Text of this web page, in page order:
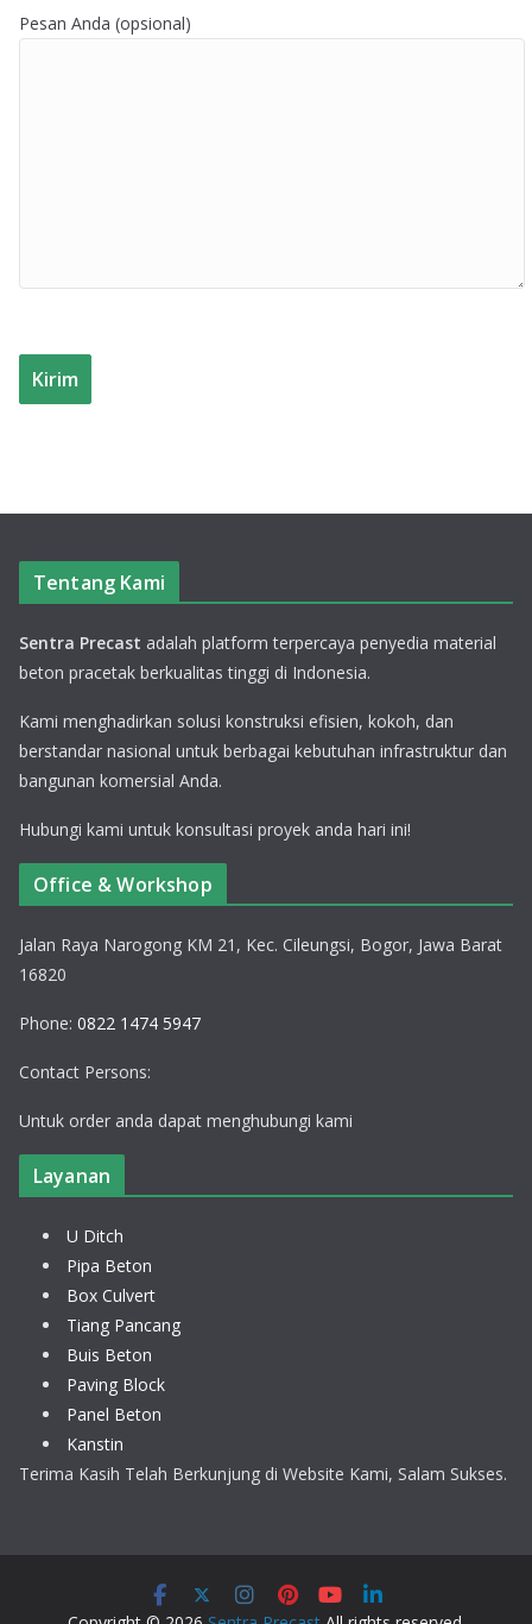
Pesan Anda (opsional)
Tentang Kami
Sentra Precast adalah platform terpercaya penyedia material
beton pracetak berkualitas tinggi di Indonesia.
Kami menghadirkan solusi konstruksi efisien, kokoh, dan
berstandar nasional untuk berbagai kebutuhan infrastruktur dan
bangunan komersial Anda.
Hubungi kami untuk konsultasi proyek anda hari ini!
Office & Workshop
Jalan Raya Narogong KM 21, Kec. Cileungsi, Bogor, Jawa Barat
16820
Phone: 0822 1474 5947
Contact Persons:
Untuk order anda dapat menghubungi kami
Layanan
U Ditch
Pipa Beton
Box Culvert
Tiang Pancang
Buis Beton
Paving Block
Panel Beton
Kanstin
Terima Kasih Telah Berkunjung di Website Kami, Salam Sukses.